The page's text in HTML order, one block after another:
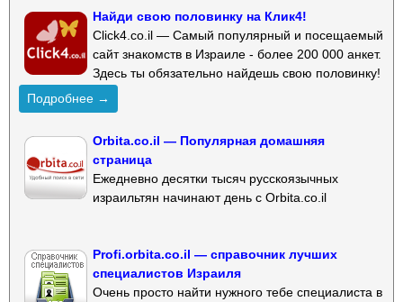
Найди свою половинку на Клик4!
Click4.co.il — Самый популярный и посещаемый
сайт знакомств в Израиле - более 200 000 анкет.
Здесь ты обязательно найдешь свою половинку!
Подробнее →
Orbita.co.il — Популярная домашняя
страница
Ежедневно десятки тысяч русскоязычных
израильтян начинают день с Orbita.co.il
Profi.orbita.co.il — справочник лучших
специалистов Израиля
Очень просто найти нужного тебе специалиста в